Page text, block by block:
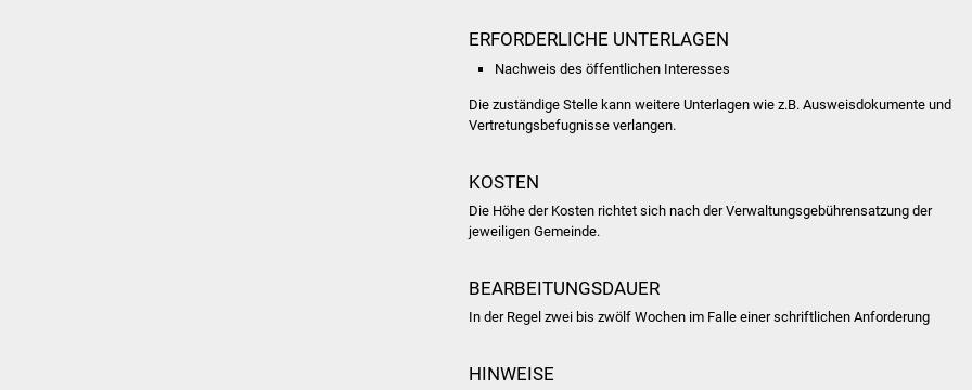
ERFORDERLICHE UNTERLAGEN
Nachweis des öffentlichen Interesses
Die zuständige Stelle kann weitere Unterlagen wie z.B. Ausweisdokumente und
Vertretungsbefugnisse verlangen.
KOSTEN
Die Höhe der Kosten richtet sich nach der Verwaltungsgebührensatzung der
jeweiligen Gemeinde.
BEARBEITUNGSDAUER
In der Regel zwei bis zwölf Wochen im Falle einer schriftlichen Anforderung
HINWEISE